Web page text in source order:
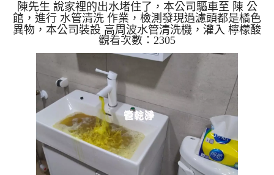
陳先生 說家裡的出水堵住了，本公司驅車至 陳 公
館，進行 水管清洗 作業，檢測發現過濾頭都是橘色
異物，本公司裝設 高周波水管清洗機，灌入 檸檬酸
至水管，等了約15分，開啟 水管清洗機 ，啟動 螺旋
波 模式，一開始就流出髒水，還掉出橡皮異物，兩
個多小時後，出水量恢復了。 如是自來水，如水管
老化，會產生鐵鏽跟泥沙堆積，洗出來的水就會是咖
啡色，地下水含有氧化錳，管壁上會結成黑色管垢，
洗出來的水會跟石油一樣黑，有些洗出綠色的水，是
因為裡面有銅的物質，生鏽產生銅綠，如是藍色的
水，是因為水龍頭合金的...
觀看次數：2305